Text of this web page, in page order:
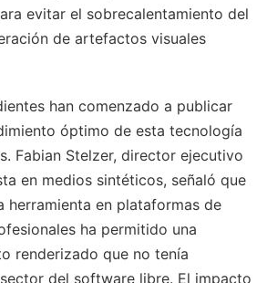
evitar el sobrecalentamiento del
de artefactos visuales
han comenzado a publicar
óptimo de esta tecnología
Fabian Stelzer, director ejecutivo
en medios sintéticos, señaló que
herramienta en plataformas de
ha permitido una
renderizado que no tenía
del software libre. El impacto